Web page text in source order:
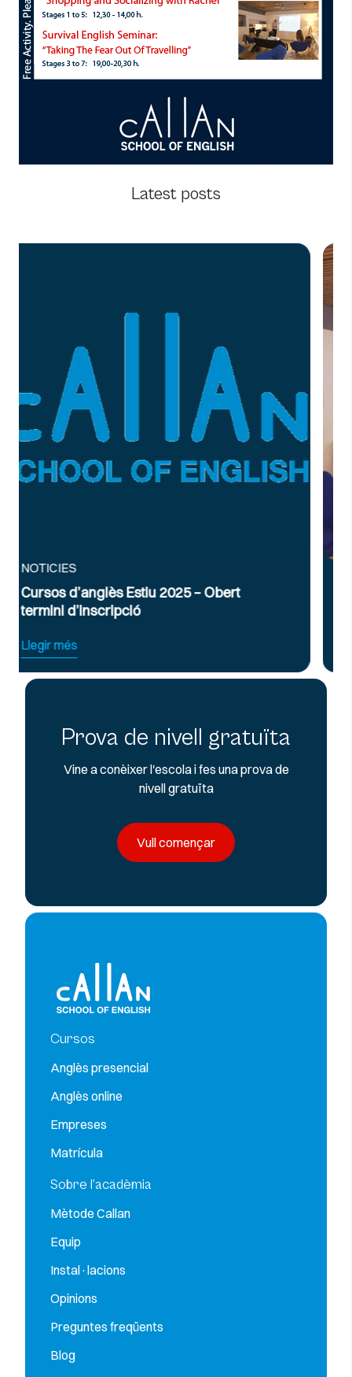
Latest posts
Curs Intensiu de Preparació per a
Exàmens d’Anglès Oficial B2 i C1
Prova de nivell gratuïta
Vine a conèixer l'escola i fes una prova de
nivell gratuïta
Vull començar
Cursos
Anglès presencial
Anglès online
Empreses
Matrícula
Sobre l’acadèmia
Mètode Callan
Equip
Instal·lacions
Opinions
Preguntes freqüents
Blog